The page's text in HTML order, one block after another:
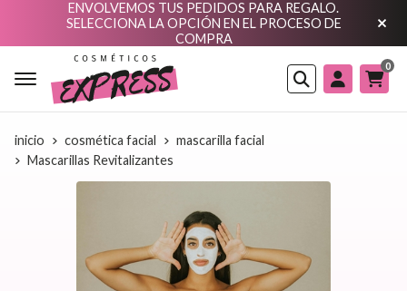
ENVOLVEMOS TUS PEDIDOS PARA REGALO.
SELECCIONA LA OPCIÓN EN EL PROCESO DE
COMPRA
Buscar
0
inicio cosmética facial
mascarilla facial
Mascarillas Revitalizantes